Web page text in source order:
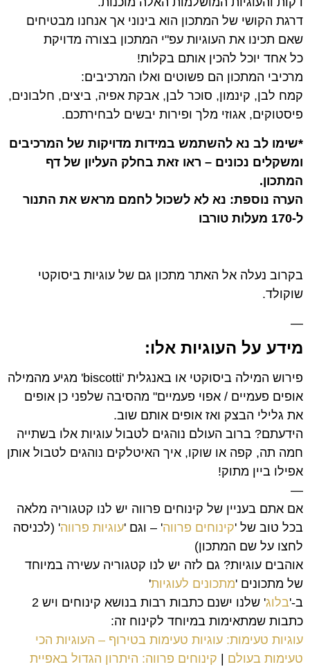
דרגת הקושי של המתכון הוא בינוני אך אנחנו מבטיחים
שאם תכינו את העוגיות עפ"י המתכון בצורה מדויקת
כל אחד יוכל להכין אותם בקלות!
מרכיבי המתכון הם פשוטים ואלו המרכיבים:
קמח לבן, קינמון, סוכר לבן, אבקת אפיה, ביצים, חלבונים,
פיסטוקים, אגוזי מלך ופירות יבשים לבחירתכם.
*שימו לב נא להשתמש במידות מדויקות של המרכיבים
ומשקלים נכונים – ראו זאת בחלק העליון של דף
המתכון.
הערה נוספת: נא לא לשכול לחמם מראש את התנור
ל-170 מעלות טורבו
בקרוב נעלה אל האתר מתכון גם של עוגיות ביסוקטי
שוקולד.
—
מידע על העוגיות אלו:
פירוש המילה ביסוקטי או באנגלית 'biscotti' מגיע מהמילה
אופים פעמיים / אפוי פעמיים" מהסיבה שלפני כן אופים
את גלילי הבצק ואז אופים אותם שוב.
הידעתם? ברוב העולם נוהגים לטבול עוגיות אלו בשתייה
חמה תה, קפה או שוקו, איך האיטלקים נוהגים לטבול אותן
אפילו ביין מתוק!
—
אם אתם בעניין של קינוחים פרווה יש לנו קטגוריה מלאה
בכל טוב של 'קינוחים פרווה' – וגם 'עוגיות פרווה' (לכניסה
לחצו על שם המתכון)
אוהבים עוגיות? גם לזה יש לנו קטגוריה עשירה במיוחד
של מתכונים 'מתכונים לעוגיות'
ב-'בלוג
' שלנו ישנם כתבות רבות בנושא קינוחים ויש 2
כתבות שמתאימות במיוחד לקינוח זה:
עוגיות טעימות: עוגיות טעימות בטירוף – העוגיות הכי
טעימות בעולם | קינוחים פרווה: היתרון הגדול באפיית